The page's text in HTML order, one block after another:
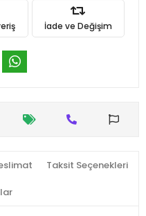
İade ve Değişim
Taksit Seçenekleri